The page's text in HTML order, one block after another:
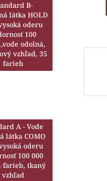
B-
látka HOLD
oderu
100
odolná,
vzhľad, 35
farieb
A - Vode
látka COMO
oderu
100 000
farieb, tkaný
vzhľad